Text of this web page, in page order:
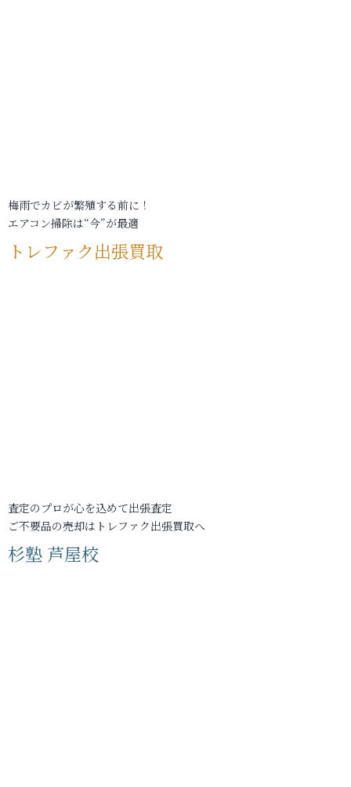
梅雨でカビが繁殖する前に！
エアコン掃除は“今”が最適
トレファク出張買取
査定のプロが心を込めて出張査定
ご不要品の売却はトレファク出張買取へ
杉塾 芦屋校